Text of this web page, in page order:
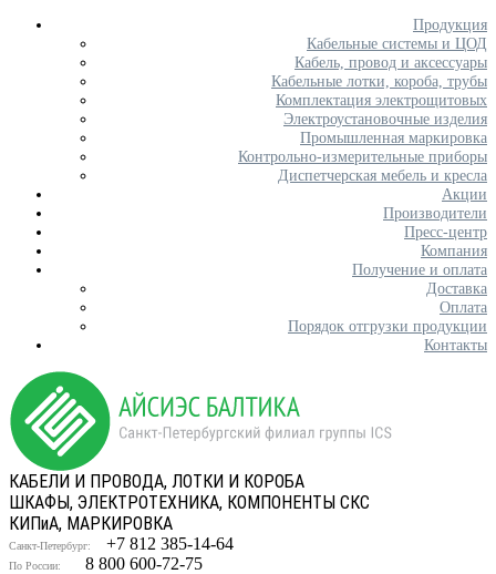
Продукция
Кабельные системы и ЦОД
Кабель, провод и аксессуары
Кабельные лотки, короба, трубы
Комплектация электрощитовых
Электроустановочные изделия
Промышленная маркировка
Контрольно-измерительные приборы
Диспетчерская мебель и кресла
Акции
Производители
Пресс-центр
Компания
Получение и оплата
Доставка
Оплата
Порядок отгрузки продукции
Контакты
КАБЕЛИ И ПРОВОДА, ЛОТКИ И КОРОБА
ШКАФЫ, ЭЛЕКТРОТЕХНИКА, КОМПОНЕНТЫ СКС
КИПиА, МАРКИРОВКА
Санкт-Петербург: +7 812 385-14-64
По России: 8 800 600-72-75